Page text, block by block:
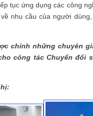
Hệ thống
Văn phòng
Quản lý
Quản lý
Mỹ thuật
Trí tuệ
tục ứng dụng các công
nhu cầu của người
chính những chuyên
công tác Chuyển đổi